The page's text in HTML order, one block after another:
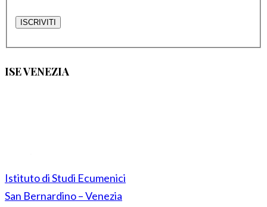
ISE VENEZIA
Istituto di Studi Ecumenici
San Bernardino – Venezia